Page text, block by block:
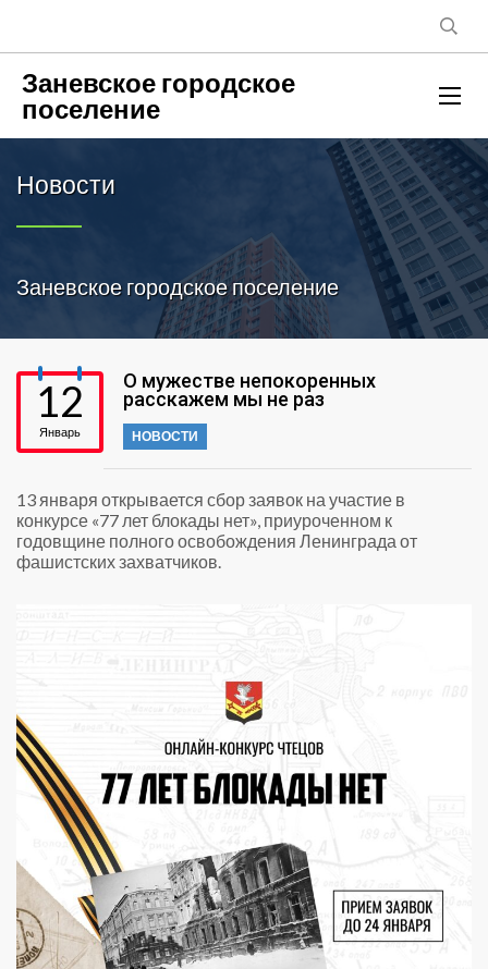
Заневское городское
поселение
Новости
Заневское городское поселение
12
Январь
О мужестве непокоренных
расскажем мы не раз
НОВОСТИ
13 января открывается сбор заявок на участие в
конкурсе «77 лет блокады нет», приуроченном к
годовщине полного освобождения Ленинграда от
фашистских захватчиков.